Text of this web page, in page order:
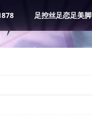
足控丝足恋足美脚